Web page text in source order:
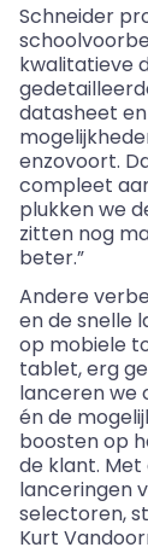
Schneider
kwalitatieve
datasheet en
enzovoort.
compleet
plukken we
zitten nog
beter.”
Andere
en de snelle
op mobiele
tablet, erg
lanceren we
én de
boosten op
de klant.
lanceringen
selectoren,
Kurt